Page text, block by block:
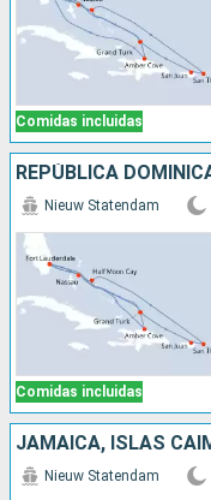
Comidas incluidas
Comidas incluidas
Nieuw Statendam
Nieuw Statendam